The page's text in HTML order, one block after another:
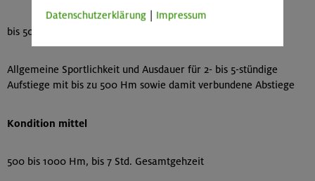
bis 500 Hm, bis 5 Std. Gesamtgehzeit
Allgemeine Sportlichkeit und Ausdauer für 2- bis 5-stündige
Aufstiege mit bis zu 500 Hm sowie damit verbundene Abstiege
Kondition mittel
500 bis 1000 Hm, bis 7 Std. Gesamtgehzeit
Datenschutzerklärung Impressum